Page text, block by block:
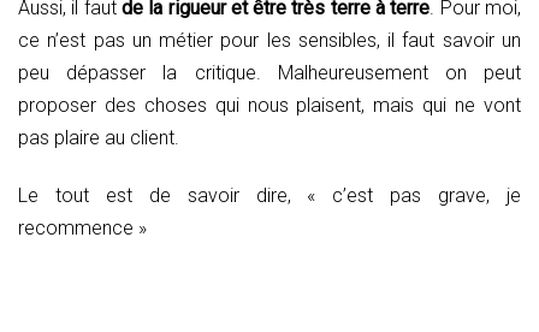
Aussi, il faut de la rigueur et être très terre à terre . Pour moi,
ce n’est pas un métier pour les sensibles, il faut savoir un
peu dépasser la critique. Malheureusement on peut
proposer des choses qui nous plaisent, mais qui ne vont
pas plaire au client.
Le tout est de savoir dire, « c’est pas grave, je
recommence »